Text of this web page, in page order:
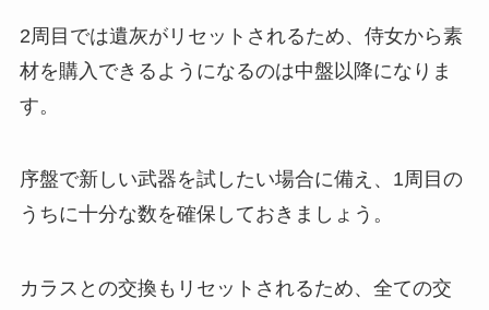
2周目では遺灰がリセットされるため、侍女から素
材を購入できるようになるのは中盤以降になりま
す。
序盤で新しい武器を試したい場合に備え、1周目の
うちに十分な数を確保しておきましょう。
カラスとの交換もリセットされるため、全ての交